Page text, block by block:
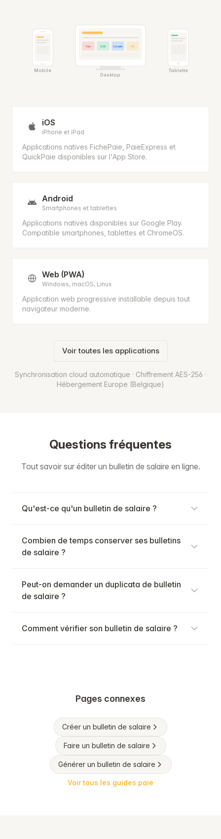
Mobile
Paie DSN Compta RH
Desktop
Tablette
iOS
iPhone et iPad
Applications natives FichePaie, PaieExpress et
QuickPaie disponibles sur l'App Store.
Android
Smartphones et tablettes
Applications natives disponibles sur Google Play.
Compatible smartphones, tablettes et ChromeOS.
Web (PWA)
Windows, macOS, Linux
Application web progressive installable depuis tout
navigateur moderne.
Voir toutes les applications
Synchronisation cloud automatique · Chiffrement AES-256 ·
Hébergement Europe (Belgique)
Questions fréquentes
Tout savoir sur éditer un bulletin de salaire en ligne.
Qu'est-ce qu'un bulletin de salaire ?
Combien de temps conserver ses bulletins
de salaire ?
Peut-on demander un duplicata de bulletin
de salaire ?
Comment vérifier son bulletin de salaire ?
Pages connexes
Créer un bulletin de salaire
Faire un bulletin de salaire
Générer un bulletin de salaire
Voir tous les guides paie